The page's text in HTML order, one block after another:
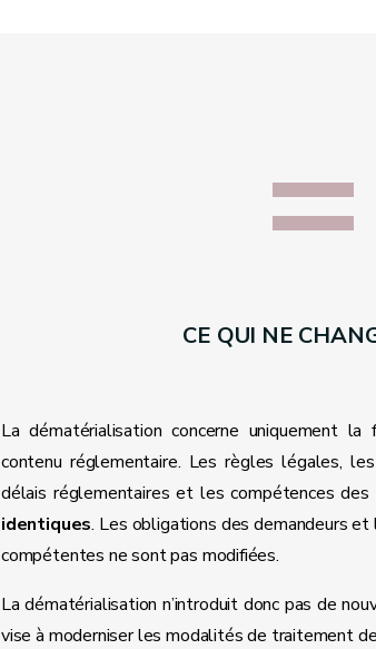
=
CE QUI NE
La dématérialisation concerne uniquement
contenu réglementaire. Les règles légales,
délais réglementaires et les compétences des
identiques. Les obligations des demandeurs
compétentes ne sont pas modifiées.
La dématérialisation n’introduit donc pas de
vise à moderniser les modalités de traitement